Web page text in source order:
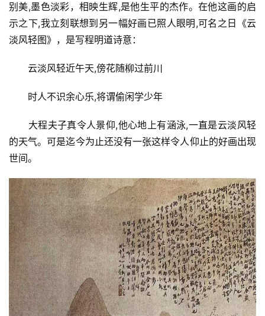
别美,墨色淡彩，相映生辉,是他生平的杰作。在他这画的启
示之下,我立刻联想到另一幅好画已照人眼明,可名之日《云
淡风轻图》，是写程明道诗意：
云淡风轻近午天,傍花随柳过前川
时人不识余心乐,将谓偷闲学少年
大程夫子真令人景仰,他心地上有涵泳,一直是云淡风轻
的天气。可是迄今为止还没有一张这样令人仰止的好画出现
世间。